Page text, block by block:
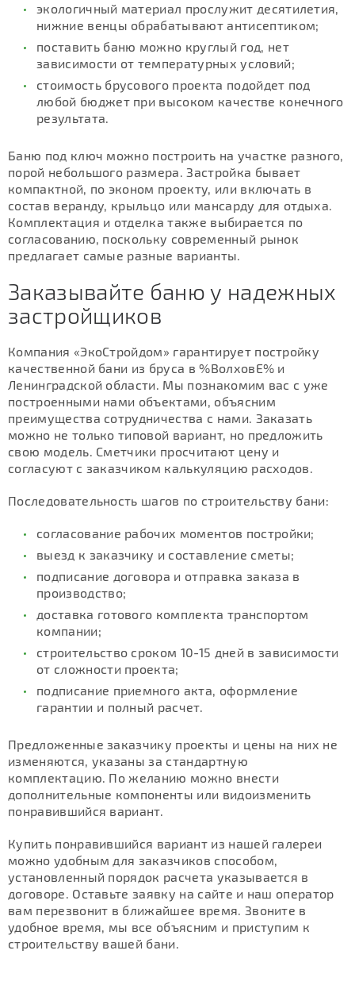
экологичный материал прослужит десятилетия,
нижние венцы обрабатывают антисептиком;
поставить баню можно круглый год, нет
зависимости от температурных условий;
стоимость брусового проекта подойдет под
любой бюджет при высоком качестве конечного
результата.
Баню под ключ можно построить на участке разного,
порой небольшого размера. Застройка бывает
компактной, по эконом проекту, или включать в
состав веранду, крыльцо или мансарду для отдыха.
Комплектация и отделка также выбирается по
согласованию, поскольку современный рынок
предлагает самые разные варианты.
Заказывайте баню у надежных
застройщиков
Компания «ЭкоСтройдом» гарантирует постройку
качественной бани из бруса в %ВолховЕ% и
Ленинградской области. Мы познакомим вас с уже
построенными нами объектами, объясним
преимущества сотрудничества с нами. Заказать
можно не только типовой вариант, но предложить
свою модель. Сметчики просчитают цену и
согласуют с заказчиком калькуляцию расходов.
Последовательность шагов по строительству бани:
согласование рабочих моментов постройки;
выезд к заказчику и составление сметы;
подписание договора и отправка заказа в
производство;
доставка готового комплекта транспортом
компании;
строительство сроком 10-15 дней в зависимости
от сложности проекта;
подписание приемного акта, оформление
гарантии и полный расчет.
Предложенные заказчику проекты и цены на них не
изменяются, указаны за стандартную
комплектацию. По желанию можно внести
дополнительные компоненты или видоизменить
понравившийся вариант.
Купить понравившийся вариант из нашей галереи
можно удобным для заказчиков способом,
установленный порядок расчета указывается в
договоре. Оставьте заявку на сайте и наш оператор
вам перезвонит в ближайшее время. Звоните в
удобное время, мы все объясним и приступим к
строительству вашей бани.